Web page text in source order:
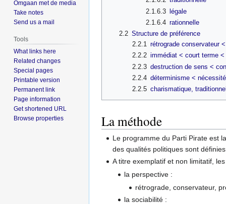
2.1.6.3 légale
2.1.6.4 rationnelle
2.2 Structure de préférence
2.2.1 rétrograde conservateur
2.2.2 immédiat < court terme
2.2.3 destruction de sens <
2.2.4 déterminisme <
2.2.5 charismatique,
La méthode
Le programme du Parti Pirate est
des qualités politiques sont
A titre exemplatif et non limitatif,
la perspective :
rétrograde, conservateur,
la sociabilité :
Omgaan met de media
Take notes
Send us a mail
Tools
What links here
Related changes
Special pages
Printable version
Permanent link
Page information
Get shortened URL
Browse properties